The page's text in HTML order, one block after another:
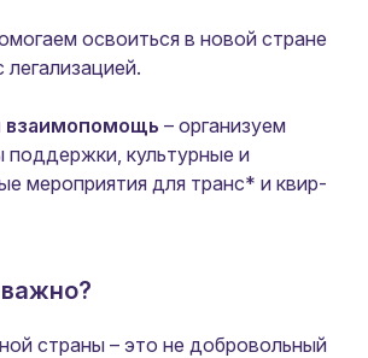
освоиться в новой стране
легализацией.
взаимопомощь – организуем
поддержки, культурные и
мероприятия для транс* и квир-
страны – это не добровольный